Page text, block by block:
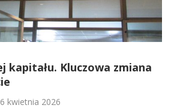
kapitału. Kluczowa zmiana
kwietnia 2026